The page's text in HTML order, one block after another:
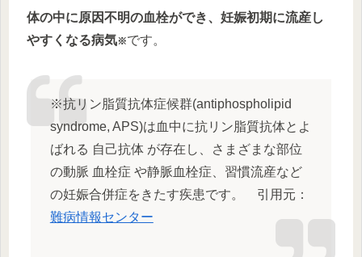
体の中に原因不明の血栓ができ、妊娠初期に流産し
やすくなる病気※です。
※抗リン脂質抗体症候群(antiphospholipid
syndrome, APS)は血中に抗リン脂質抗体とよ
ばれる 自己抗体 が存在し、さまざまな部位
の動脈 血栓症 や静脈血栓症、習慣流産など
の妊娠合併症をきたす疾患です。 引用元：
難病情報センター